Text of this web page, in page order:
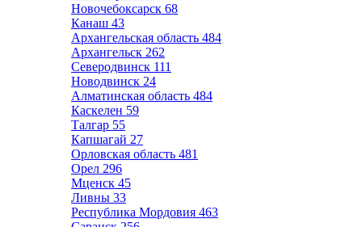
Новочебоксарск 68
Канаш 43
Архангельская область 484
Архангельск 262
Северодвинск 111
Новодвинск 24
Алматинская область 484
Каскелен 59
Талгар 55
Капшагай 27
Орловская область 481
Орел 296
Мценск 45
Ливны 33
Республика Мордовия 463